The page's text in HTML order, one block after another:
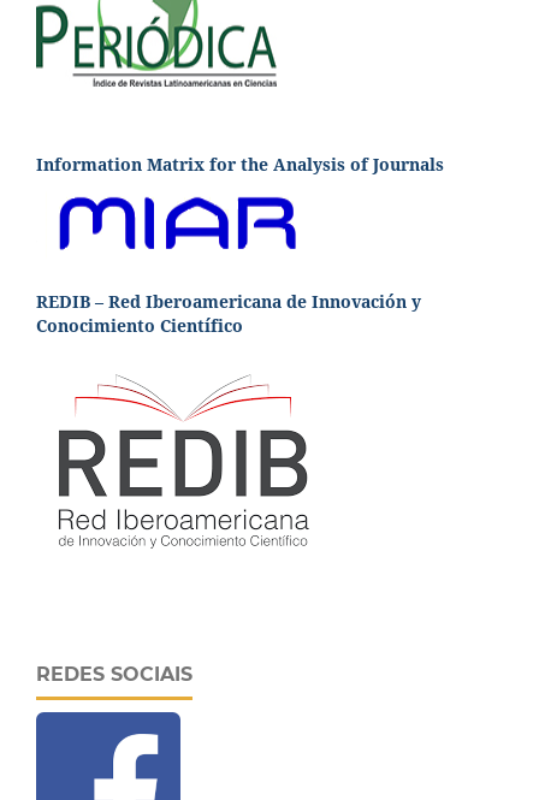
Information Matrix for the Analysis of Journals
REDIB – Red Iberoamericana de Innovación y
Conocimiento Científico
REDES SOCIAIS